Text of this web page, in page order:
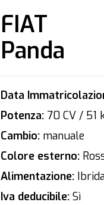
FIAT
Panda
Data
Potenza:70 CV / 51
Cambio:manuale
Colore esterno:
Alimentazione:
Iva deducibile:Sì